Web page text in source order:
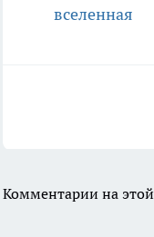
вселенная
Комментарии на